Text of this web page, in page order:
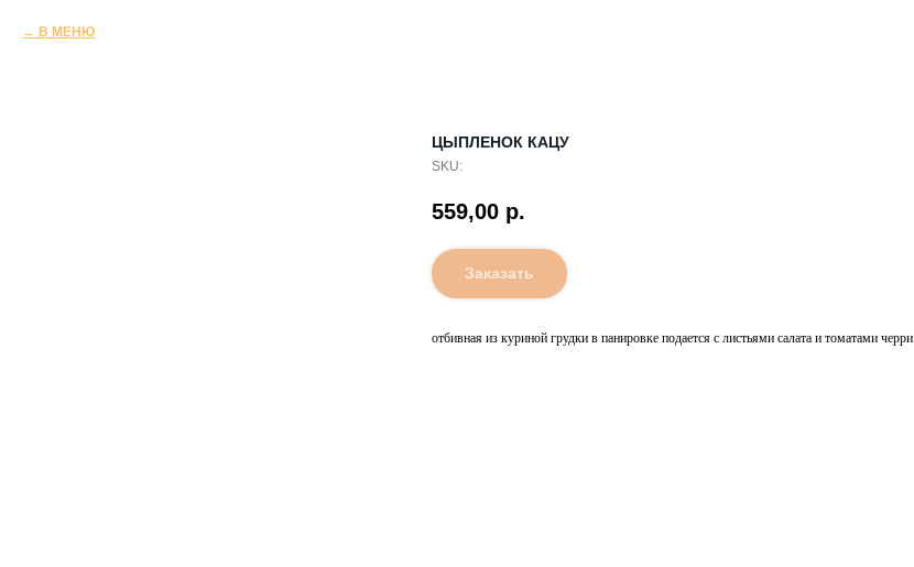
В МЕНЮ
ЦЫПЛЕНОК КАЦУ
SKU:
559,00 р.
Заказать
отбивная из куриной грудки в панировке подается с листьями салата и томатами черри